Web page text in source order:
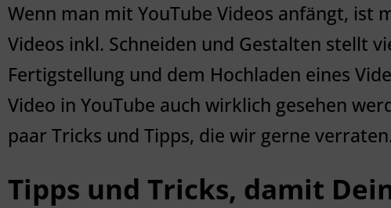
Wenn man mit YouTube Videos anfängt,
Videos inkl. Schneiden und Gestalten stellt
Fertigstellung und dem Hochladen eines
Video in YouTube auch wirklich gesehen
paar Tricks und Tipps, die wir gerne
Tipps und Tricks, damit